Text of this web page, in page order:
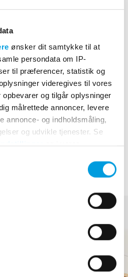
ønsker dit samtykke til at
persondata om IP-
til præferencer, statistik og
videregives til vores
og tilgår oplysninger
målrettede annoncer, levere
annonce- og indholdsmåling,
og udvikle tjenester. Se
og i vores
fra vores
ved at trykke på "Privacy
om din placering,
baseret på en scanning af
(fingerprinting)
autocamperen på følgende
i Videbæk i denne periode.